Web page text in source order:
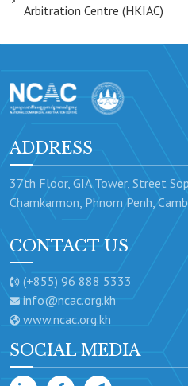
Arbitration Centre (HKIAC)
ADDRESS
37th Floor, GIA Tower, Street
Chamkarmon, Phnom Penh,
CONTACT US
(+855) 96 888 5333
info@ncac.org.kh
www.ncac.org.kh
SOCIAL MEDIA